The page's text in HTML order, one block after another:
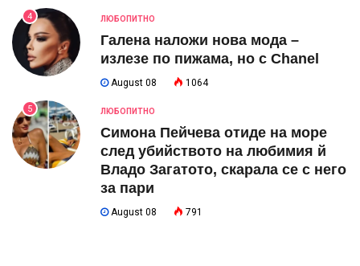
4 ЛЮБОПИТНО
Галена наложи нова мода –
излезе по пижама, но с Chanel
August 08 1064
5 ЛЮБОПИТНО
Симона Пейчева отиде на море
след убийството на любимия й
Владо Загатото, скарала се с него
за пари
August 08 791